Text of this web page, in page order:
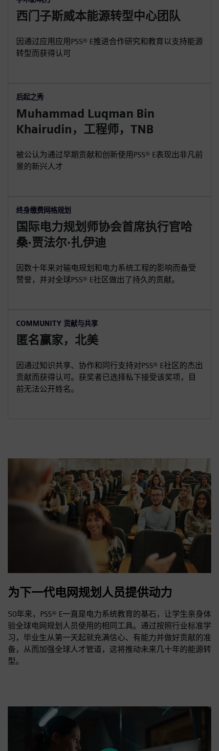
西门子斯威本能源转型中心团队
因通过应用应用PSS® E推进合作研究和教育以支持能源
转型而获得认可
后起之秀
Muhammad Luqman Bin
Khairudin，工程师，TNB
被公认为通过早期贡献和创新使用PSS® E表现出非凡前
景的新兴人才
终身缴费网格规划
国际电力规划师协会首席执行官哈
桑·贾法尔·扎伊迪
因数十年来对输电规划和电力系统工程的影响而备受
赞誉，并对全球PSS® E社区做出了持久的贡献。
COMMUNITY 贡献与共享
匿名赢家，北美
因通过知识共享、协作和同行支持对PSS® E社区的杰出
贡献而获得认可。获奖者已选择私下接受该奖项，目
前无法公开姓名。
为下一代电网规划人员提供动力
50年来，PSS® E一直是电力系统教育的基石，让学生亲身体
验全球电网规划人员使用的相同工具。通过按照行业标准学
习，毕业生从第一天起就充满信心、有能力并做好贡献的准
备，从而加强全球人才管道，这将推动未来几十年的能源转
型。